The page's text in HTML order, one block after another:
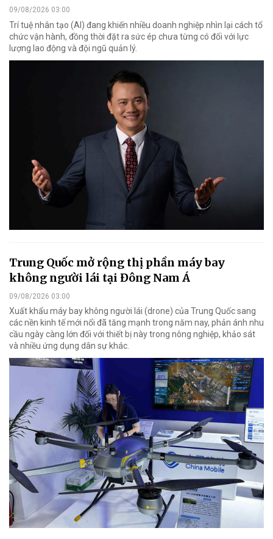
09/08/2026 03:00
Trí tuệ nhân tạo (AI) đang khiến nhiều doanh nghiệp nhìn lại cách tổ
chức vận hành, đồng thời đặt ra sức ép chưa từng có đối với lực
lượng lao động và đội ngũ quản lý.
Trung Quốc mở rộng thị phần máy bay
không người lái tại Đông Nam Á
09/08/2026 03:00
Xuất khẩu máy bay không người lái (drone) của Trung Quốc sang
các nền kinh tế mới nổi đã tăng mạnh trong năm nay, phản ánh nhu
cầu ngày càng lớn đối với thiết bị này trong nông nghiệp, khảo sát
và nhiều ứng dụng dân sự khác.